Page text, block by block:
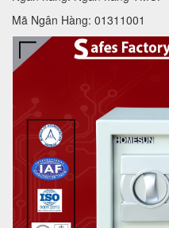
Mã Ngân Hàng: 01311001